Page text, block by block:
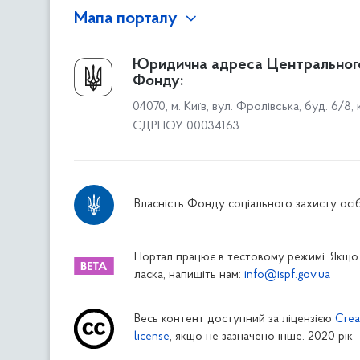
Мапа порталу
Про Фонд
Керівництво
Структура Фонду
Територіальні відділення
Дніпропетровське відділення
Житомирське відділення
Закарпатське відділення
Запорізьке відділення
Івано-Франківське відділення
Юридична адреса
Фонду:
04070, м. Київ, вул. Фролівська, буд. 6/8,
ЄДРПОУ 00034163
Власність Фонду соціального захисту осіб
Портал працює в тестовому режимі. Якщо
ласка, напишіть нам: info@ispf.gov.ua
Весь контент доступний за ліцензією
license, якщо не зазначено інше. 2020 рік